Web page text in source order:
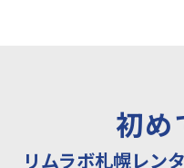
初め
リムラボ札幌レン